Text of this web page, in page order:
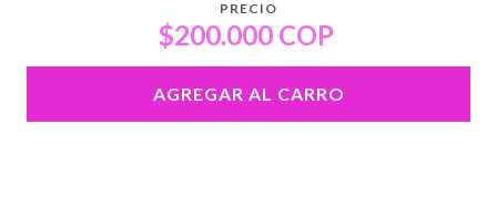
PRECIO
$200.000 COP
AGREGAR AL CARRO